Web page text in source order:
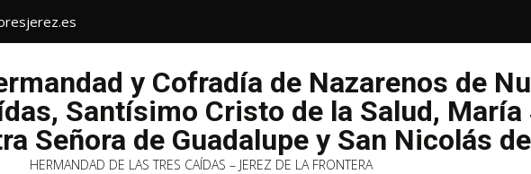
y Cofradía de Nazarenos de
Santísimo Cristo de la Salud,
Señora de Guadalupe y San Nicolás
HERMANDAD DE LAS TRES CAÍDAS – JEREZ DE LA FRONTERA